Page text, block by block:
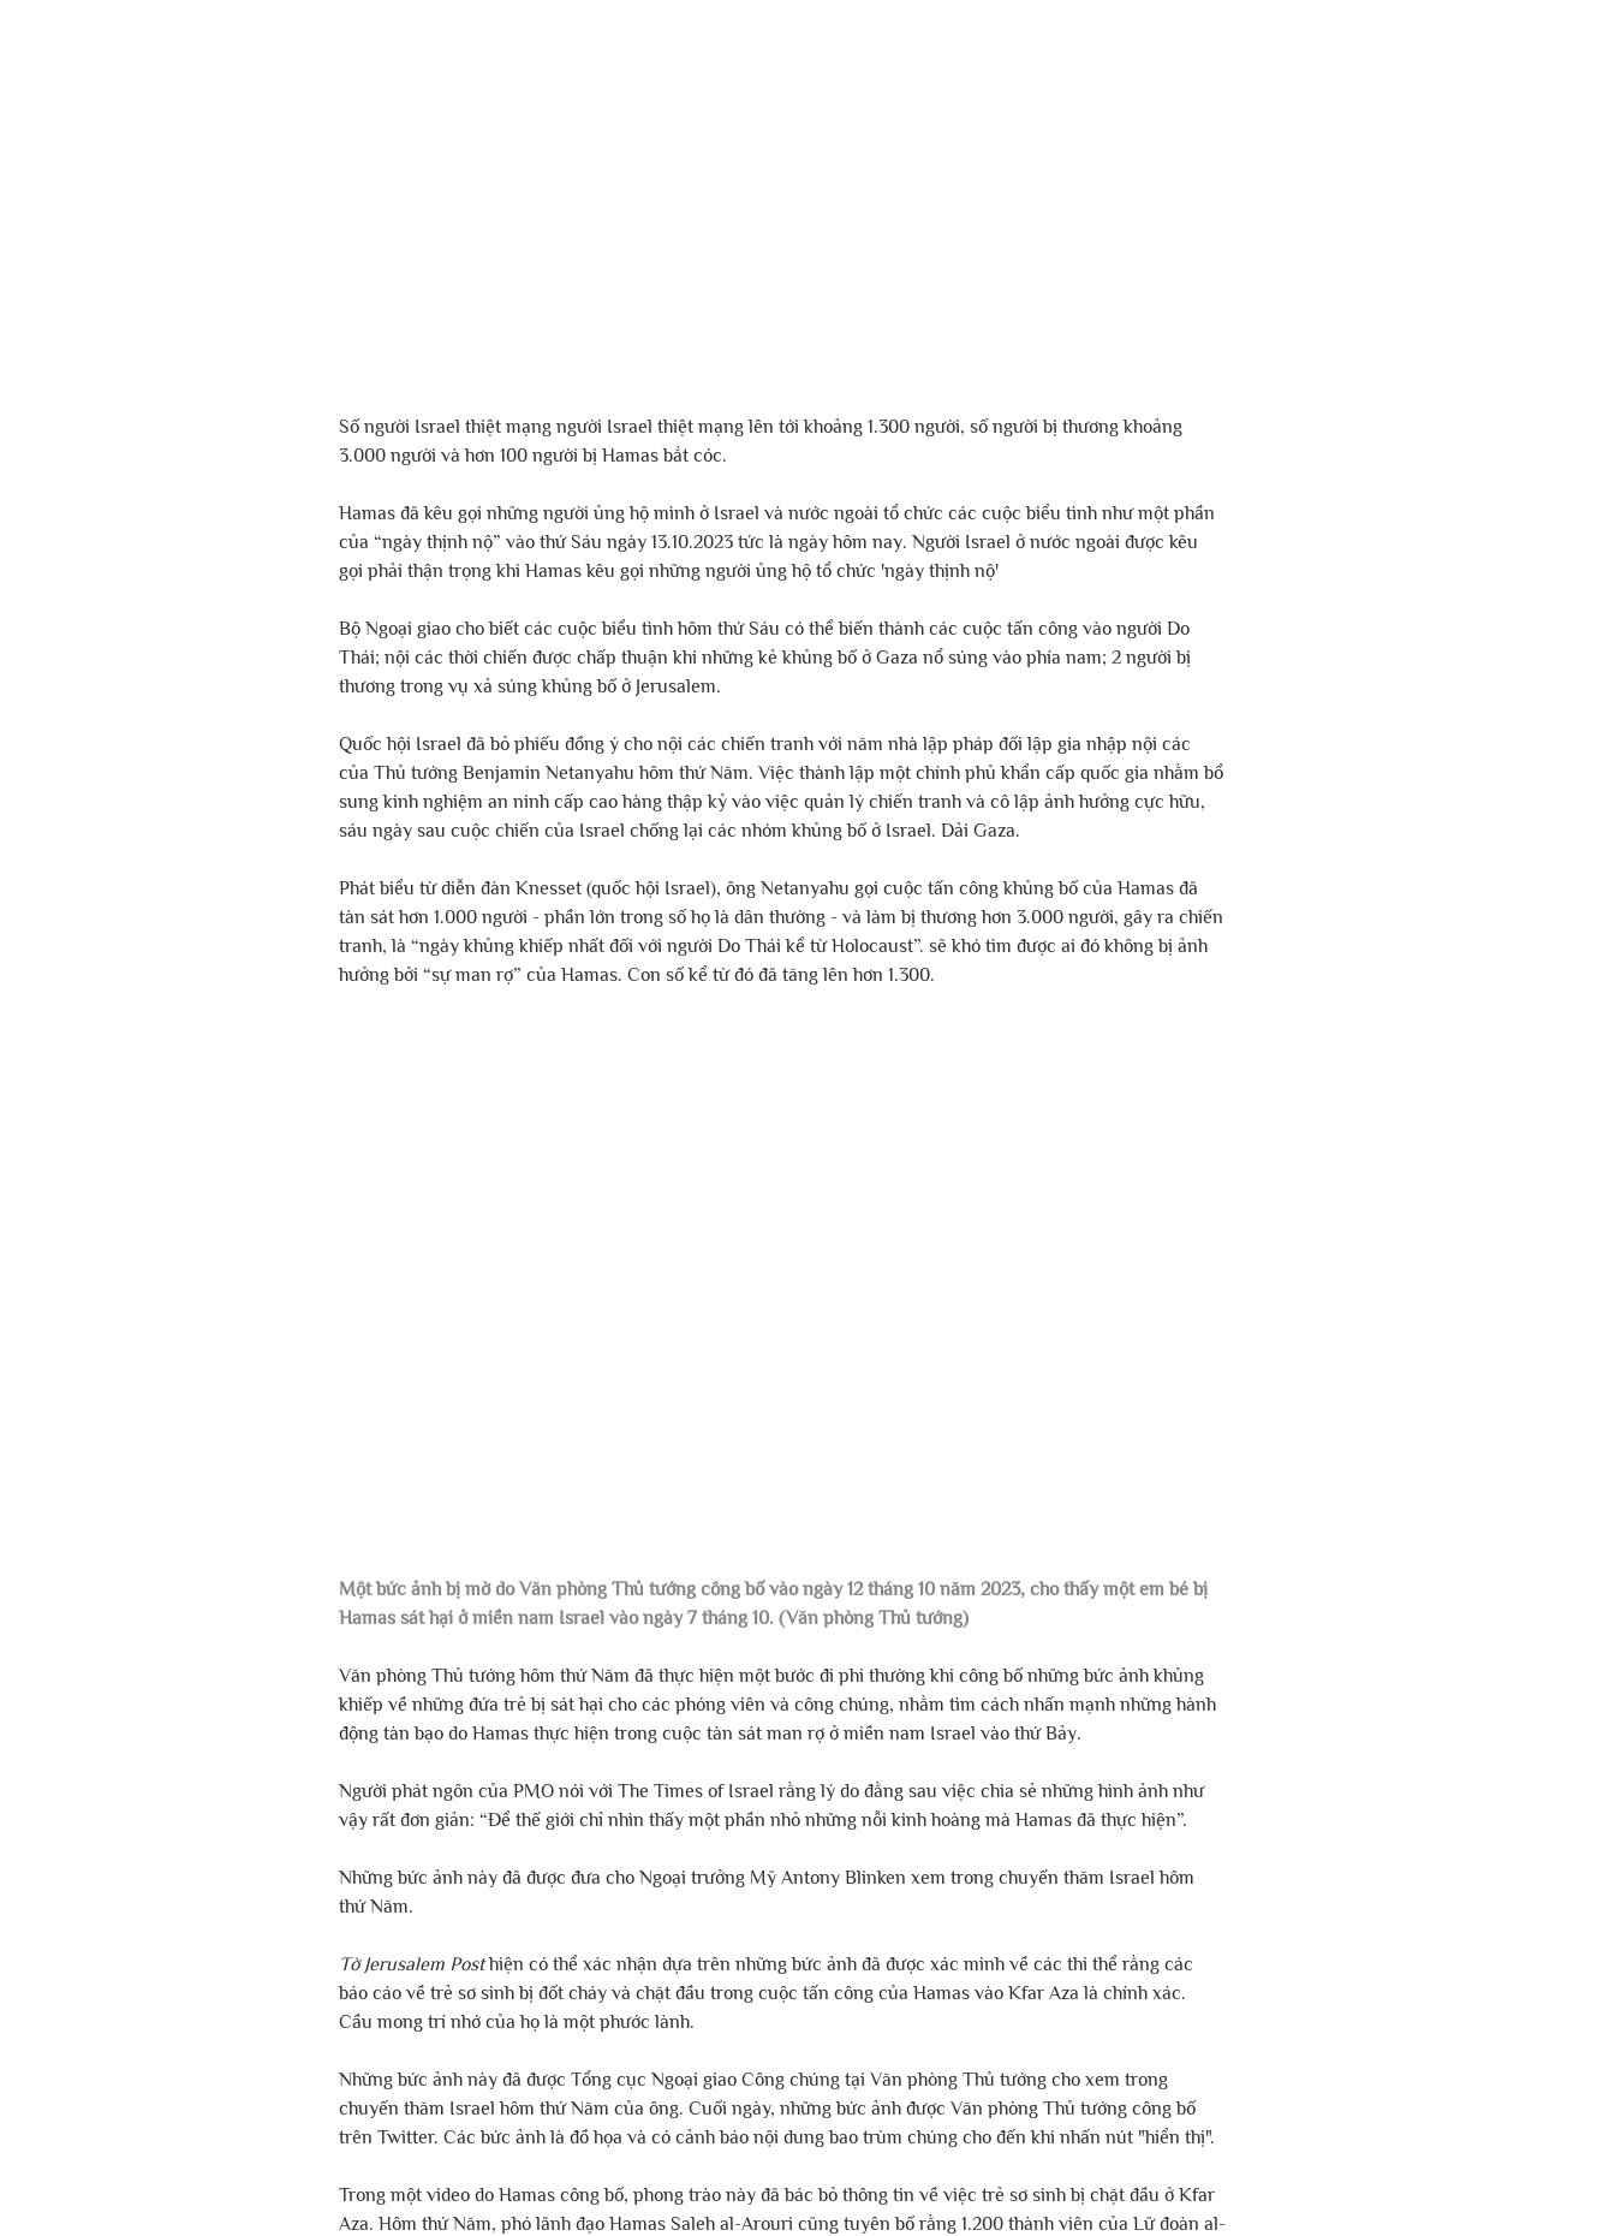
Số người Israel thiệt mạng người Israel thiệt mạng lên tới khoảng 1.300 người, số người bị thương khoảng
3.000 người và hơn 100 người bị Hamas bắt cóc.
Hamas đã kêu gọi những người ủng hộ mình ở Israel và nước ngoài tổ chức các cuộc biểu tình như một phần
của “ngày thịnh nộ” vào thứ Sáu ngày 13.10.2023 tức là ngày hôm nay. Người Israel ở nước ngoài được kêu
gọi phải thận trọng khi Hamas kêu gọi những người ủng hộ tổ chức 'ngày thịnh nộ'
Bộ Ngoại giao cho biết các cuộc biểu tình hôm thứ Sáu có thể biến thành các cuộc tấn công vào người Do
Thái; nội các thời chiến được chấp thuận khi những kẻ khủng bố ở Gaza nổ súng vào phía nam; 2 người bị
thương trong vụ xả súng khủng bố ở Jerusalem.
Quốc hội Israel đã bỏ phiếu đồng ý cho nội các chiến tranh với năm nhà lập pháp đối lập gia nhập nội các
của Thủ tướng Benjamin Netanyahu hôm thứ Năm. Việc thành lập một chính phủ khẩn cấp quốc gia nhằm bổ
sung kinh nghiệm an ninh cấp cao hàng thập kỷ vào việc quản lý chiến tranh và cô lập ảnh hưởng cực hữu,
sáu ngày sau cuộc chiến của Israel chống lại các nhóm khủng bố ở Israel. Dải Gaza.
Phát biểu từ diễn đàn Knesset (quốc hội Israel), ông Netanyahu gọi cuộc tấn công khủng bố của Hamas đã
tàn sát hơn 1.000 người - phần lớn trong số họ là dân thường - và làm bị thương hơn 3.000 người, gây ra chiến
tranh, là “ngày khủng khiếp nhất đối với người Do Thái kể từ Holocaust”. sẽ khó tìm được ai đó không bị ảnh
hưởng bởi “sự man rợ” của Hamas. Con số kể từ đó đã tăng lên hơn 1.300.
Một bức ảnh bị mờ do Văn phòng Thủ tướng công bố vào ngày 12 tháng 10 năm 2023, cho thấy một em bé bị
Hamas sát hại ở miền nam Israel vào ngày 7 tháng 10. (Văn phòng Thủ tướng)
Văn phòng Thủ tướng hôm thứ Năm đã thực hiện một bước đi phi thường khi công bố những bức ảnh khủng
khiếp về những đứa trẻ bị sát hại cho các phóng viên và công chúng, nhằm tìm cách nhấn mạnh những hành
động tàn bạo do Hamas thực hiện trong cuộc tàn sát man rợ ở miền nam Israel vào thứ Bảy.
Người phát ngôn của PMO nói với The Times of Israel rằng lý do đằng sau việc chia sẻ những hình ảnh như
vậy rất đơn giản: “Để thế giới chỉ nhìn thấy một phần nhỏ những nỗi kinh hoàng mà Hamas đã thực hiện”.
Những bức ảnh này đã được đưa cho Ngoại trưởng Mỹ Antony Blinken xem trong chuyến thăm Israel hôm
thứ Năm.
Tờ Jerusalem Post hiện có thể xác nhận dựa trên những bức ảnh đã được xác minh về các thi thể rằng các
báo cáo về trẻ sơ sinh bị đốt cháy và chặt đầu trong cuộc tấn công của Hamas vào Kfar Aza là chính xác.
Cầu mong trí nhớ của họ là một phước lành.
Những bức ảnh này đã được Tổng cục Ngoại giao Công chúng tại Văn phòng Thủ tướng cho xem trong
chuyến thăm Israel hôm thứ Năm của ông. Cuối ngày, những bức ảnh được Văn phòng Thủ tướng công bố
trên Twitter. Các bức ảnh là đồ họa và có cảnh báo nội dung bao trùm chúng cho đến khi nhấn nút "hiển thị".
Trong một video do Hamas công bố, phong trào này đã bác bỏ thông tin về việc trẻ sơ sinh bị chặt đầu ở Kfar
Aza. Hôm thứ Năm, phó lãnh đạo Hamas Saleh al-Arouri cũng tuyên bố rằng 1.200 thành viên của Lữ đoàn al-